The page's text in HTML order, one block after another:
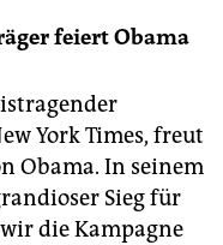
feiert Obama
York Times, freut
Obama. In seinem
Sieg für
die Kampagne